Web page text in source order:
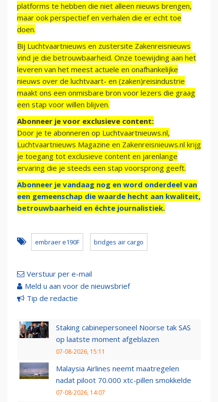
platforms te hebben die niet alleen nieuws brengen,
maar ook perspectief en verhalen die er echt toe
doen.
Bij Luchtvaartnieuws en zustersite Zakenreisnieuws
vind je die betrouwbaarheid. Onze toewijding aan het
leveren van het meest actuele en onafhankelijke
nieuws over de luchtvaart- en (zaken)reisindustrie
maakt ons een onmisbare bron voor lezers die graag
een stap voor willen blijven.
Abonneer je voor exclusieve content:
Door je te abonneren op Luchtvaartnieuws.nl,
Luchtvaartnieuws Magazine en Zakenreisnieuws.nl krijg
je toegang tot exclusieve content en jarenlange
ervaring die je steeds een stap voorsprong geeft.
Abonneer je vandaag nog en word onderdeel van
een gemeenschap die waarde hecht aan kwaliteit,
betrouwbaarheid en échte journalistiek.
embraer e190F bridges air cargo
Verstuur per e-mail
Meld u aan voor de nieuwsbrief
Tip de redactie
Staking cabinepersoneel Noorse tak SAS
op laatste moment afgeblazen
07-08-2026, 15:11
Malaysia Airlines neemt maatregelen
nadat piloot 70.000 xtc-pillen smokkelde
07-08-2026, 14:07